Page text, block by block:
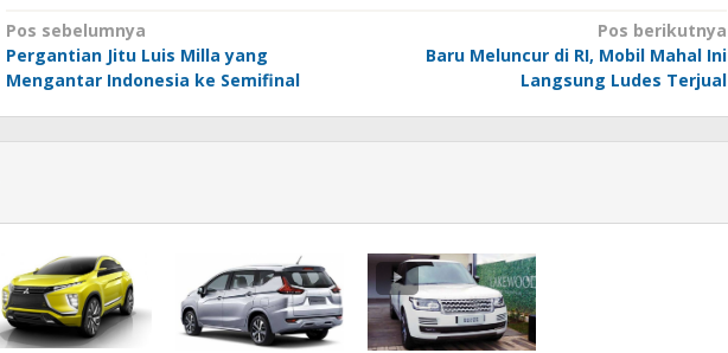
Navigasi
pos
Pos sebelumnya
Pergantian Jitu Luis Milla yang
Mengantar Indonesia ke Semifinal
Pos berikutnya
Baru Meluncur di RI, Mobil Mahal Ini
Langsung Ludes Terjual